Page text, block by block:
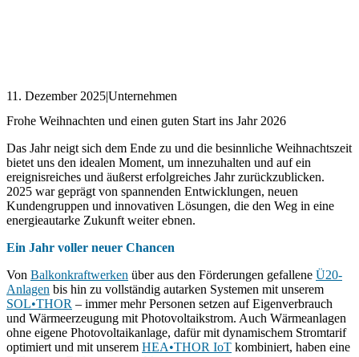
11. Dezember 2025|Unternehmen
Frohe Weihnachten und einen guten Start ins Jahr 2026
Das Jahr neigt sich dem Ende zu und die besinnliche Weihnachtszeit
bietet uns den idealen Moment, um innezuhalten und auf ein
ereignisreiches und äußerst erfolgreiches Jahr zurückzublicken.
2025 war geprägt von spannenden Entwicklungen, neuen
Kundengruppen und innovativen Lösungen, die den Weg in eine
energieautarke Zukunft weiter ebnen.
Ein Jahr voller neuer Chancen
Von Balkonkraftwerken über aus den Förderungen gefallene Ü20-
Anlagen bis hin zu vollständig autarken Systemen mit unserem
SOL•THOR – immer mehr Personen setzen auf Eigenverbrauch
und Wärmeerzeugung mit Photovoltaikstrom. Auch Wärmeanlagen
ohne eigene Photovoltaikanlage, dafür mit dynamischem Stromtarif
optimiert und mit unserem HEA•THOR IoT kombiniert, haben eine